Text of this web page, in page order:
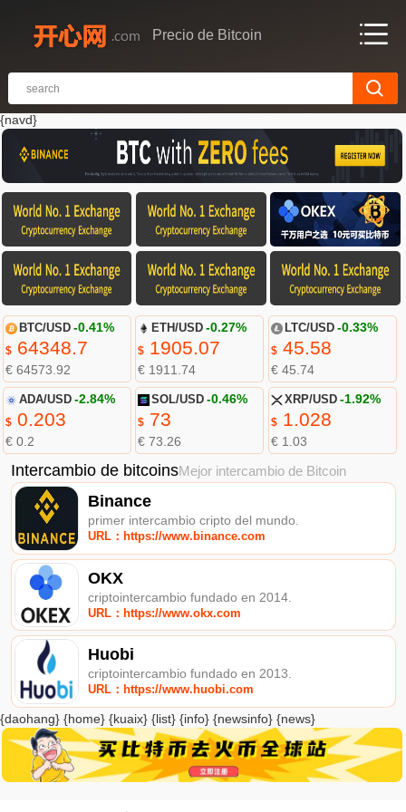
Precio de Bitcoin
{navd}
BTC/USD -0.41%
$64348.7
€ 64573.92
ETH/USD -0.27%
$ 1905.07
€ 1911.74
LTC/USD -0.33%
$45.58
€ 45.74
ADA/USD -2.84%
$0.203
€ 0.2
SOL/USD -0.46%
$ 73
€ 73.26
XRP/USD -1.92%
$1.028
€ 1.03
Intercambio de bitcoinsMejor intercambio de Bitcoin
Binance
primer intercambio cripto del mundo.
URL：https://www.binance.com
OKX
criptointercambio fundado en 2014.
URL：https://www.okx.com
Huobi
criptointercambio fundado en 2013.
URL：https://www.huobi.com
{daohang} {home} {kuaix} {list} {info} {newsinfo} {news}